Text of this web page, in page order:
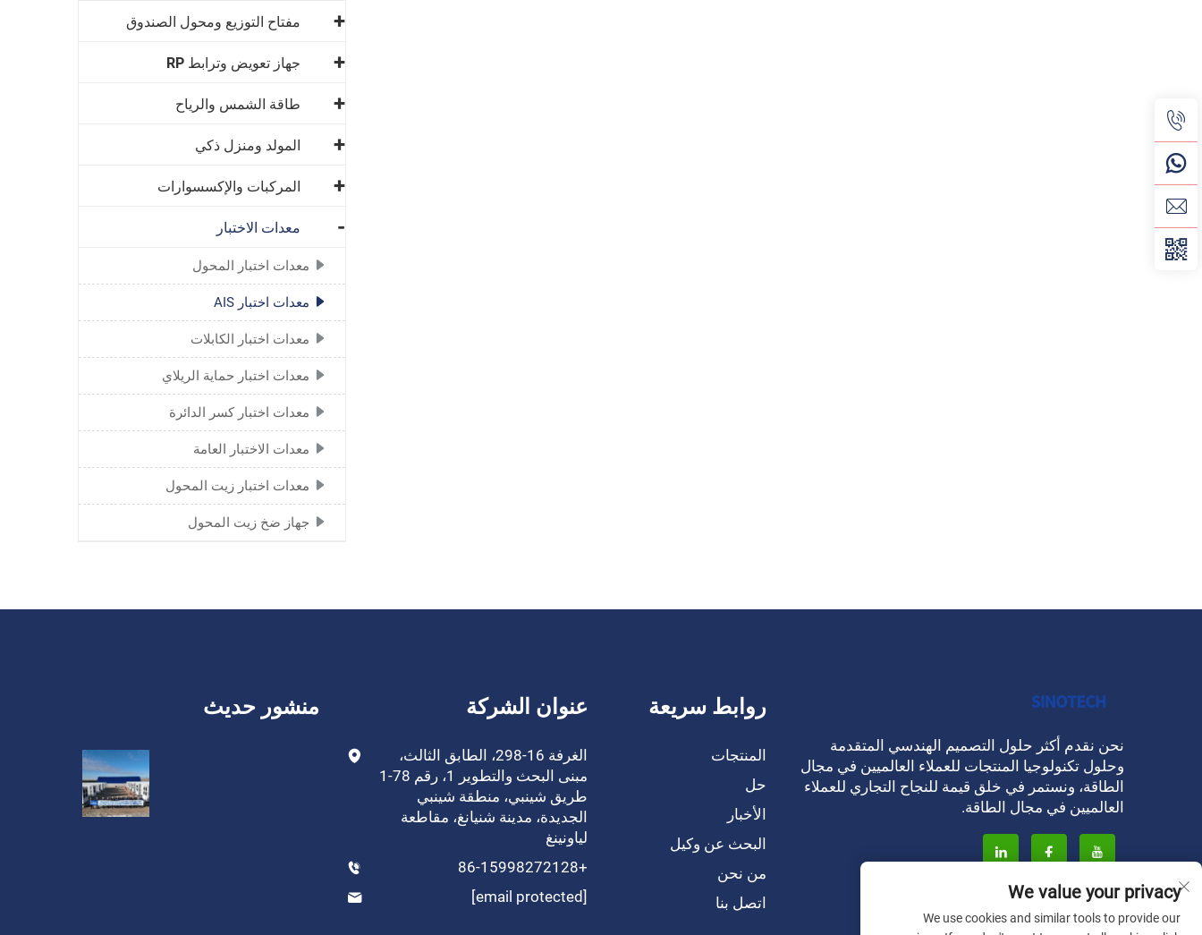
مفتاح التوزيع ومحول الصندوق
جهاز تعويض وترابط RP
طاقة الشمس والرياح
المولد ومنزل ذكي
المركبات والإكسسوارات
معدات الاختبار
معدات اختبار المحول
معدات اختبار AIS
معدات اختبار الكابلات
معدات اختبار حماية الريلاي
معدات اختبار كسر الدائرة
معدات الاختبار العامة
معدات اختبار زيت المحول
جهاز ضخ زيت المحول
نحن نقدم أكثر حلول التصميم الهندسي المتقدمة
وحلول تكنولوجيا المنتجات للعملاء العالميين في مجال
الطاقة، ونستمر في خلق قيمة للنجاح التجاري للعملاء
العالميين في مجال الطاقة.
روابط سريعة
المنتجات
حل
الأخبار
البحث عن وكيل
من نحن
اتصل بنا
عنوان الشركة
الغرفة 16-298، الطابق الثالث،
مبنى البحث والتطوير 1، رقم 78-1
طريق شينبي، منطقة شينبي
الجديدة، مدينة شنيانغ، مقاطعة
لياونينغ
+86-15998272128
[email protected]
منشور حديث
We value your privacy
We use cookies and similar tools to provide our